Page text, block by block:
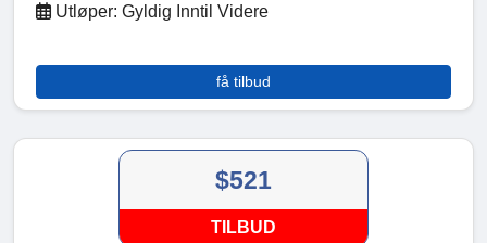
Utløper: Gyldig Inntil Videre
få tilbud
$521
TILBUD